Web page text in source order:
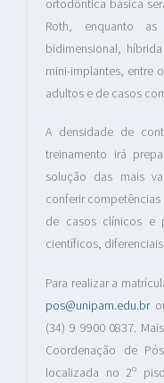
ortodôntica básica
Roth, enquanto
bidimensional,
mini-implantes, entre
adultos e de casos
A densidade de
treinamento irá
solução das mais
conferir
de casos clínicos e
científicos,
Para realizar a
pos@unipam.edu.br
(34) 9 9900 0837.
Coordenação de
localizada no 2º